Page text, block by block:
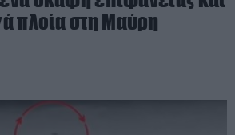
πλοία στη Μαύρη